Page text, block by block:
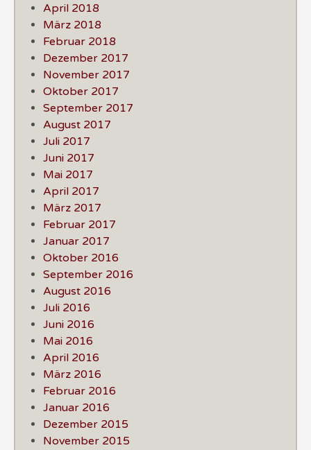
April 2018
März 2018
Februar 2018
Dezember 2017
November 2017
Oktober 2017
September 2017
August 2017
Juli 2017
Juni 2017
Mai 2017
April 2017
März 2017
Februar 2017
Januar 2017
Oktober 2016
September 2016
August 2016
Juli 2016
Juni 2016
Mai 2016
April 2016
März 2016
Februar 2016
Januar 2016
Dezember 2015
November 2015